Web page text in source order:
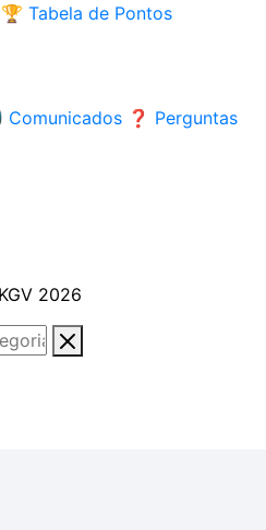
🏆 Tabela de Pontos
Comunicados ❓ Perguntas
2026